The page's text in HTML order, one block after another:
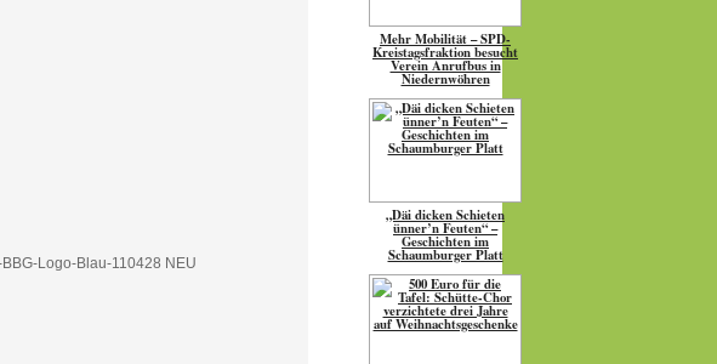
Mehr Mobilität – SPD-
Kreistagsfraktion besucht
Verein Anrufbus in
Niedernwöhren
„Däi dicken Schieten
ünner’n Feuten“ –
Geschichten im
Schaumburger Platt